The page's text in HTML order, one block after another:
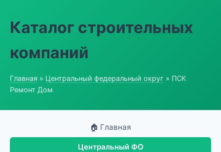
Каталог строительных
компаний
Главная » Центральный федеральный округ » ПСК
Ремонт Дом
🏠 Главная
Центральный ФО